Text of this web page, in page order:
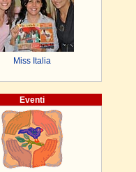
Miss Italia
Eventi